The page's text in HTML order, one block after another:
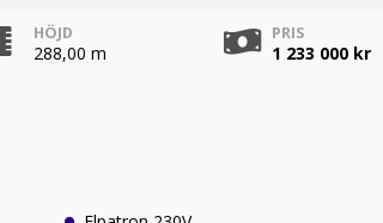
HÖJD
288,00 m
PRIS
1 233 000 kr